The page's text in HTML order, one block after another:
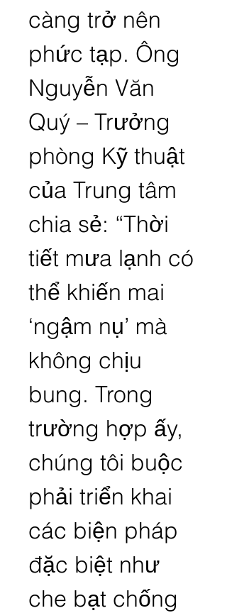
càng trở nên
phức tạp. Ông
Nguyễn Văn
Quý – Trưởng
phòng Kỹ thuật
của Trung tâm
chia sẻ: “Thời
tiết mưa lạnh có
thể khiến mai
‘ngậm nụ’ mà
không chịu
bung. Trong
trường hợp ấy,
chúng tôi buộc
phải triển khai
các biện pháp
đặc biệt như
che bạt chống